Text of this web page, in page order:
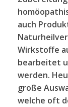
auch
Wirkstoffe
bearbeitet
werden.
große
welche oft